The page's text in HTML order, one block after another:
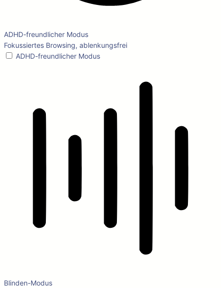
ADHD-freundlicher Modus
Fokussiertes Browsing, ablenkungsfrei
ADHD-freundlicher Modus
Blinden-Modus